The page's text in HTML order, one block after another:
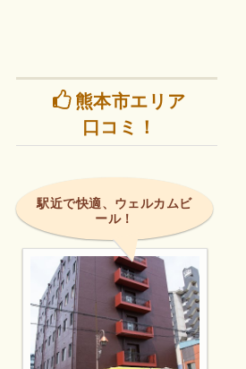
熊本市エリア
口コミ！
駅近で快適、ウェルカムビ
ール！